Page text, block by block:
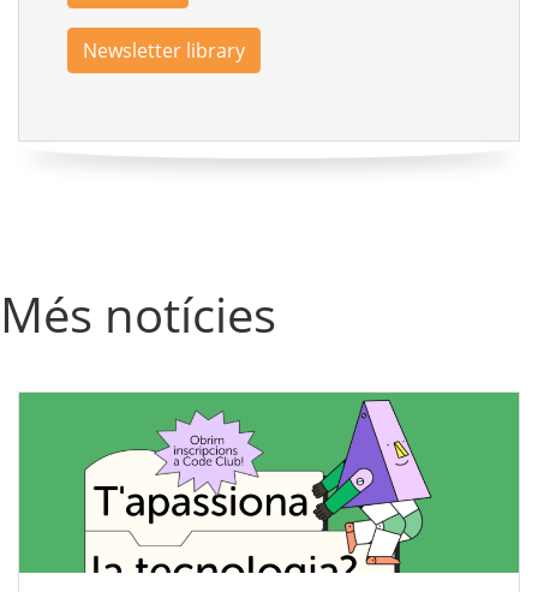
Newsletter library
Més notícies